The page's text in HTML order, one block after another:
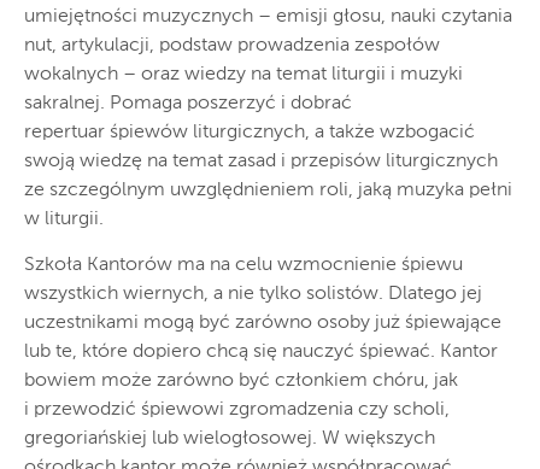
umiejętności muzycznych – emisji głosu, nauki czytania
nut, artykulacji, podstaw prowadzenia zespołów
wokalnych – oraz wiedzy na temat liturgii i muzyki
sakralnej. Pomaga poszerzyć i dobrać
repertuar śpiewów liturgicznych, a także wzbogacić
swoją wiedzę na temat zasad i przepisów liturgicznych
ze szczególnym uwzględnieniem roli, jaką muzyka pełni
w liturgii.
Szkoła Kantorów ma na celu wzmocnienie śpiewu
wszystkich wiernych, a nie tylko solistów. Dlatego jej
uczestnikami mogą być zarówno osoby już śpiewające
lub te, które dopiero chcą się nauczyć śpiewać. Kantor
bowiem może zarówno być członkiem chóru, jak
i przewodzić śpiewowi zgromadzenia czy scholi,
gregoriańskiej lub wielogłosowej. W większych